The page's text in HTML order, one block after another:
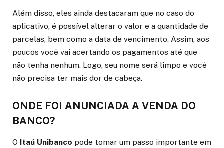
Além disso, eles ainda destacaram que no caso do
aplicativo, é possível alterar o valor e a quantidade de
parcelas, bem como a data de vencimento. Assim, aos
poucos você vai acertando os pagamentos até que
não tenha nenhum. Logo, seu nome será limpo e você
não precisa ter mais dor de cabeça.
ONDE FOI ANUNCIADA A VENDA DO
BANCO?
O Itaú Unibanco pode tomar um passo importante em